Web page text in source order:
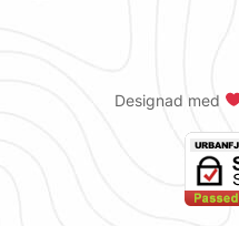
Designad med